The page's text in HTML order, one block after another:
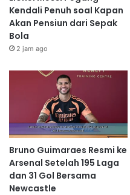
Kendali Penuh soal Kapan
Akan Pensiun dari Sepak
Bola
2 jam ago
Bruno Guimaraes Resmi ke
Arsenal Setelah 195 Laga
dan 31 Gol Bersama
Newcastle